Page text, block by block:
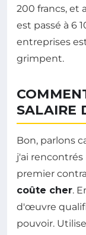
200 francs, et
est passé à 6
entreprises
grimpent.
SALAIRE
Bon, parlons
j'ai
premier
coûte cher.
d'œuvre
pouvoir.